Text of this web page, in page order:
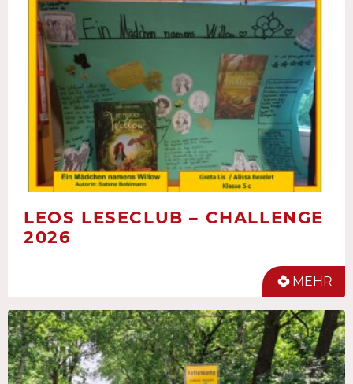
LEOS LESECLUB – CHALLENGE
2026
MEHR